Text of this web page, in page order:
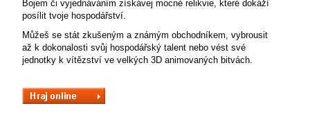
Bojem či vyjednáváním získávej mocné relikvie, které dokáží
posílit tvoje hospodářství.
Můžeš se stát zkušeným a známým obchodníkem, vybrousit
až k dokonalosti svůj hospodářský talent nebo vést své
jednotky k vítězství ve velkých 3D animovaných bitvách.